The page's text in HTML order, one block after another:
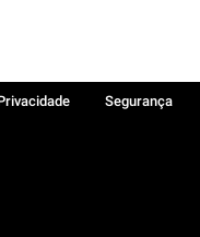
Segurança